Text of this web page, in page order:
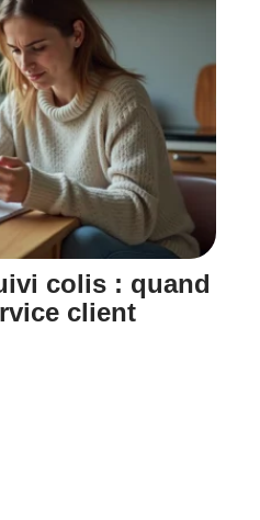
colis : quand
client